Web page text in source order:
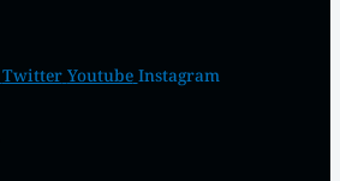
Twitter Youtube Instagram